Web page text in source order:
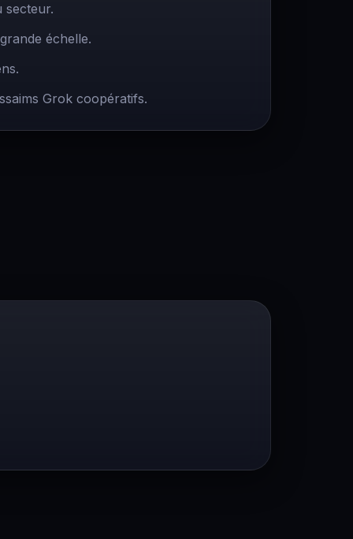
secteur.
échelle.
Grok coopératifs.